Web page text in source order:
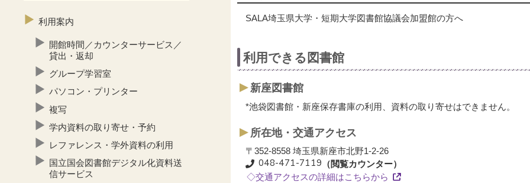
利用案内
開館時間／カウンターサービス／
貸出・返却
グループ学習室
パソコン・プリンター
複写
学内資料の取り寄せ・予約
レファレンス・学外資料の利用
国立国会図書館デジタル化資料送
信サービス
SALA埼玉県大学・短期大学図書館協議会加盟館の方へ
利用できる図書館
新座図書館
*池袋図書館・新座保存書庫の利用、資料の取り寄せはできません。
所在地・交通アクセス
〒352-8558 埼玉県新座市北野1-2-26
048-471-7119（閲覧カウンター）
◇交通アクセスの詳細はこちらから